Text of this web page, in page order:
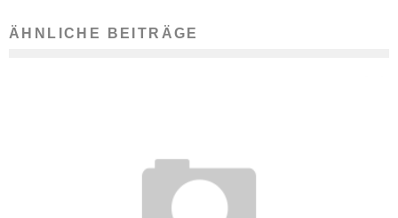
ÄHNLICHE BEITRÄGE